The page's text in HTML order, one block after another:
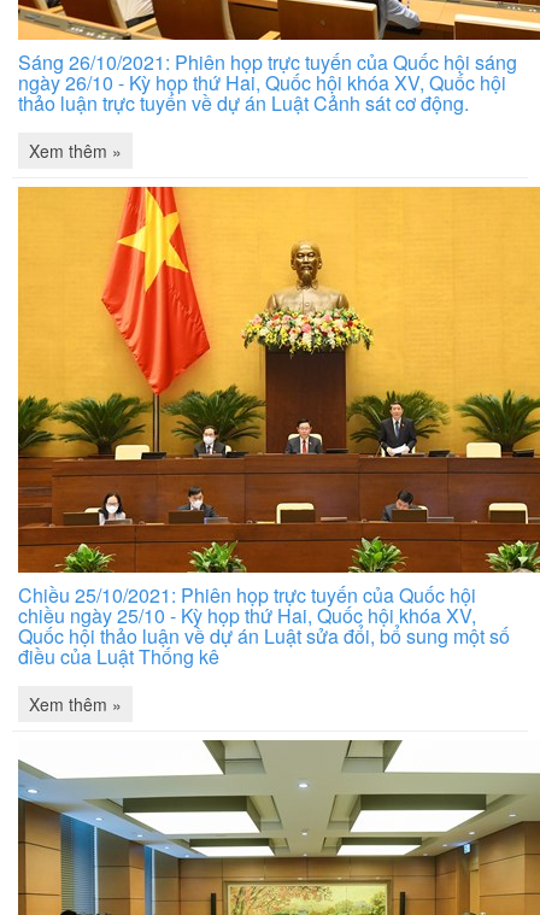
Sáng 26/10/2021: Phiên họp trực tuyến của Quốc hội sáng
ngày 26/10 - Kỳ họp thứ Hai, Quốc hội khóa XV, Quốc hội
thảo luận trực tuyến về dự án Luật Cảnh sát cơ động.
Xem thêm »
Chiều 25/10/2021: Phiên họp trực tuyến của Quốc hội
chiều ngày 25/10 - Kỳ họp thứ Hai, Quốc hội khóa XV,
Quốc hội thảo luận về dự án Luật sửa đổi, bổ sung một số
điều của Luật Thống kê
Xem thêm »